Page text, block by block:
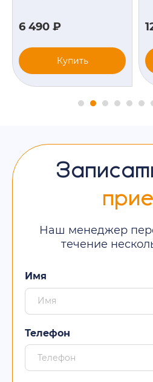
6 490 ₽
Купить
Наш менеджер
течение
Имя
Телефон